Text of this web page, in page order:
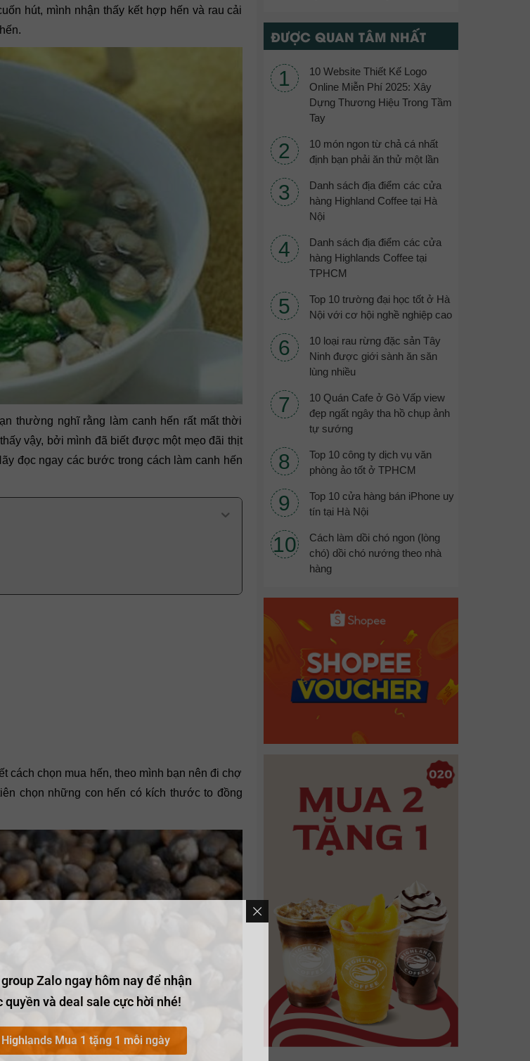
hút, mình nhận thấy kết hợp hến và rau cải
thường nghĩ rằng làm canh hến rất mất thời
vậy, bởi mình đã biết được một mẹo đãi thịt
đọc ngay các bước trong cách làm canh hến
cách chọn mua hến, theo mình bạn nên đi chợ
chọn những con hến có kích thước to đồng
ĐƯỢC QUAN TÂM NHẤT
10 Website Thiết Kế Logo
Online Miễn Phí 2025: Xây
Dựng Thương Hiệu Trong Tầm
Tay
10 món ngon từ chả cá nhất
định bạn phải ăn thử một lần
Danh sách địa điểm các cửa
hàng Highland Coffee tại Hà
Nội
Danh sách địa điểm các cửa
hàng Highlands Coffee tại
TPHCM
Top 10 trường đại học tốt ở Hà
Nội với cơ hội nghề nghiệp cao
10 loại rau rừng đặc sản Tây
Ninh được giới sành ăn săn
lùng nhiều
10 Quán Cafe ở Gò Vấp view
đẹp ngất ngây tha hồ chụp ảnh
tự sướng
Top 10 công ty dịch vụ văn
phòng ảo tốt ở TPHCM
Top 10 cửa hàng bán iPhone uy
tín tại Hà Nội
Cách làm dồi chó ngon (lòng
chó) dồi chó nướng theo nhà
hàng
Zalo ngay hôm nay để nhận
quyền và deal sale cực hời nhé!
Mua 1 tặng 1 mỗi ngày